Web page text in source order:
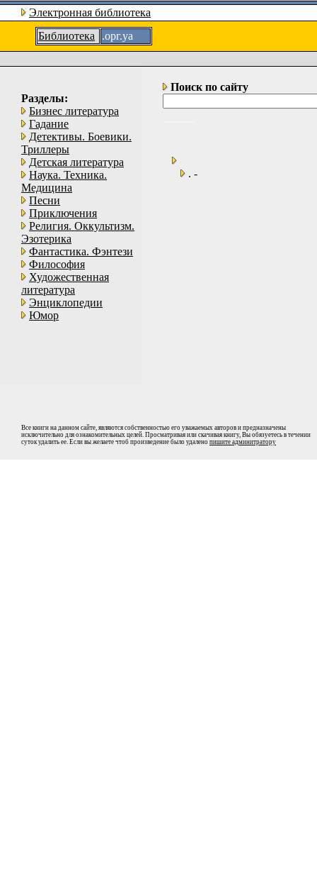
Электронная библиотека
Библиотека
.орг.уа
Разделы:
Бизнес литература
Гадание
Детективы. Боевики.
Триллеры
Детская литература
Наука. Техника.
Медицина
Песни
Приключения
Религия. Оккультизм.
Эзотерика
Фантастика. Фэнтези
Философия
Художественная
литература
Энциклопедии
Юмор
Поиск по сайту
. -
Все книги на данном сайте, являются собственностью его уважаемых авторов и предназначены
исключительно для ознакомительных целей. Просматривая или скачивая книгу, Вы обязуетесь в течении
суток удалить ее. Если вы желаете чтоб произведение было удалено пишите админитратору